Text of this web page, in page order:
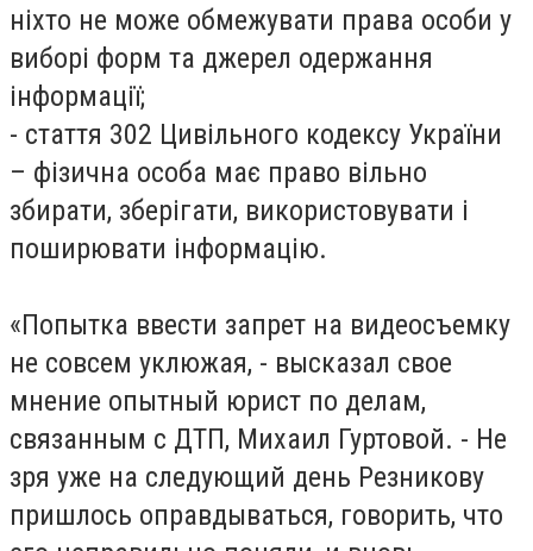
ніхто не може обмежувати права особи у
виборі форм та джерел одержання
інформації;
- стаття 302 Цивільного кодексу України
– фізична особа має право вільно
збирати, зберігати, використовувати і
поширювати інформацію.
«Попытка ввести запрет на видеосъемку
не совсем уклюжая, - высказал свое
мнение опытный юрист по делам,
связанным с ДТП, Михаил Гуртовой. - Не
зря уже на следующий день Резникову
пришлось оправдываться, говорить, что